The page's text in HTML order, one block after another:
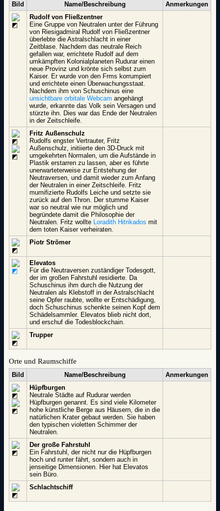
Bild Name/Beschreibung
Anmerkungen
Rudolf von Fließzentner
Eine Gruppe von Neutralen unter der Führung
von Riesigadmiral Rudolf von Fließzentner
überlebte die Astralschlacht in einer
Zeitblase. Nachdem das neutrale Reich
gefallen war, errichtete Rudolf auf dem
umkämpften Kolonialplaneten Rudurar einen
neue Provinz und krönte sich selbst zum
Kaiser. Er wurde von den Frms korrumpiert
und errichtete einen Überwachungsstaat.
Nachdem ihm von Schuschinus eine
unsichtbare orbitale Webcam angehängt
wurde, erkannte das Volk sein Versagen und
stürzte ihn. Dies war das Ende der Neutralen
in der Zeitschleife.
Fritz Außenschulz
Rudolfs engster Vertrauter, Fritz
Außenschulz, initiierte den 3D-Druck mit
umgekehrten Normalen, um die Aufstände in
Plastik erstarren zu lassen, aber es führte
unerwarteterweise zur Entstehung der
Neutraversen, und damit wieder zum Anfang
der Neutralen in einer Zeitschleife. Fritz
mumifizierte Rudolfs Leiche und setzte sie
zurück auf den Thron. Der stumme Kaiser
war so neutral wie nur möglich und
begründete damit die Philosophie der
Neutralen. Fritz wollte Loradith Hitrikados mit
dem toten Kaiser verheiraten.
Piotr Strömer
Elevatos
Für die Neutraversen zuständiger Todesgott,
der im großen Fahrstuhl residierte. Da
Schuschinus ihm durch die Nutzung der
Neutralen als Klebstoff in der Astralschlacht
seine Opfer raubte, wollte er Entschädigung,
doch Schuschinus schenkte seinen Kopf dem
Schädelsammler. Elevatos blieb nicht dort,
und erschuf die Todesblockchain.
Trupper
Orte und Raumschiffe
Bild Name/Beschreibung
Anmerkungen
Hüpfburgen
Neutrale Städte auf Rudurar werden
Hüpfburgen genannt. Es sind viele Kilometer
hohe künstliche Berge aus Häusern, die in die
natürlichen Krater gebaut werden. Sie haben
den typischen violetten Schimmer der
Neutralen.
Der große Fahrstuhl
Ein Fahrstuhl, der nicht nur die Hüpfburgen
hoch und runter fährt, sondern auch in
jenseitige Dimensionen. Hier hat Elevatos
sein Büro.
Schlachtschiff